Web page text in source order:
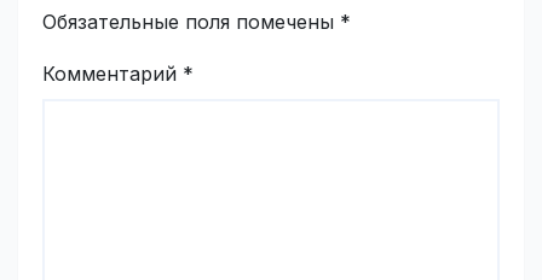
Обязательные поля помечены *
Комментарий *